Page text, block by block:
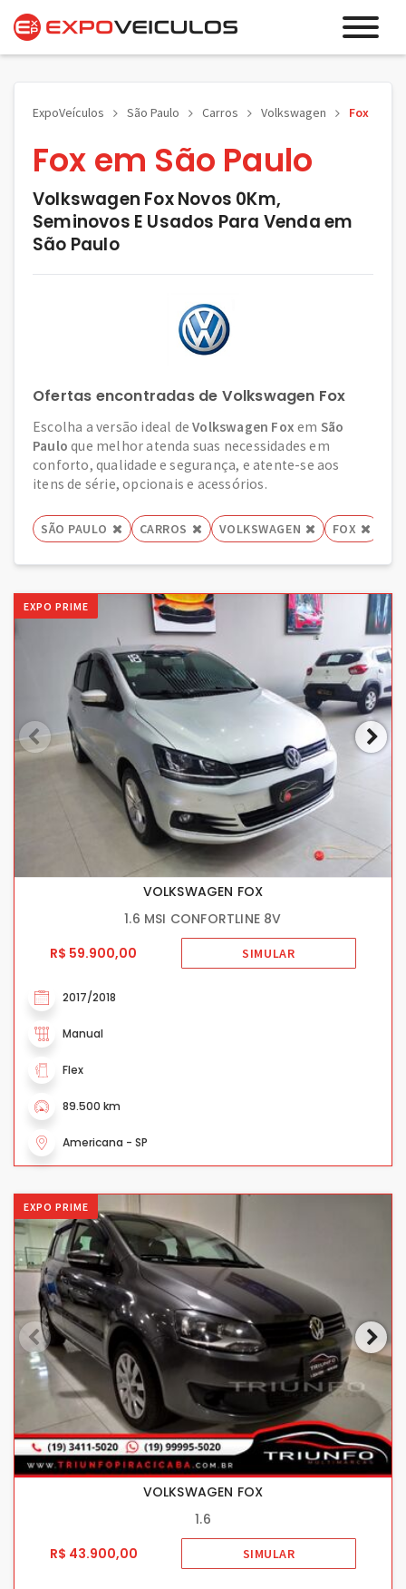
ExpoVeículos São Paulo Carros Volkswagen Fox
Fox em São Paulo
Volkswagen Fox Novos 0Km,
Seminovos E Usados Para Venda em
São Paulo
Ofertas encontradas de Volkswagen Fox
Escolha a versão ideal deVolkswagen Fox em São
Paulo que melhor atenda suas necessidades em
conforto, qualidade e segurança, e atente-se aos
itens de série, opcionais e acessórios.
SÃO PAULO CARROS VOLKSWAGEN FOX
EXPO PRIME
VOLKSWAGEN FOX
1.6 MSI CONFORTLINE 8V
R$ 59.900,00
SIMULAR
2017/2018
Manual
Flex
89.500 km
Americana - SP
EXPO PRIME
VOLKSWAGEN FOX
1.6
R$ 43.900,00
SIMULAR